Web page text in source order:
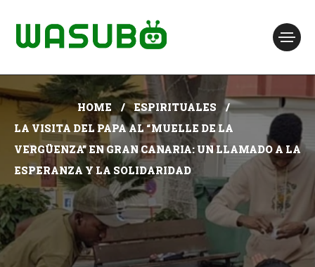
HOME
ESPIRITUALES
LA VISITA DEL PAPA AL “MUELLE DE LA
VERGÜENZA” EN GRAN CANARIA: UN LLAMADO A LA
ESPERANZA Y LA SOLIDARIDAD